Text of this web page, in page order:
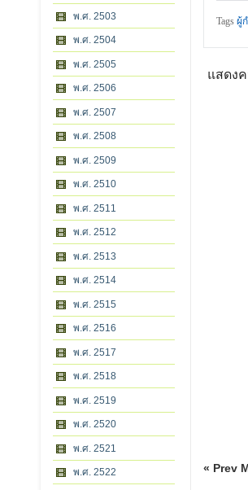
พ.ศ. 2503
พ.ศ. 2504
พ.ศ. 2505
พ.ศ. 2506
พ.ศ. 2507
พ.ศ. 2508
พ.ศ. 2509
พ.ศ. 2510
พ.ศ. 2511
พ.ศ. 2512
พ.ศ. 2513
พ.ศ. 2514
พ.ศ. 2515
พ.ศ. 2516
พ.ศ. 2517
พ.ศ. 2518
พ.ศ. 2519
พ.ศ. 2520
พ.ศ. 2521
พ.ศ. 2522
Tagsผู้
แสดง
« Prev